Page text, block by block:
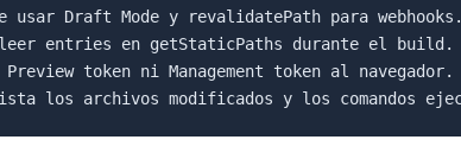
usar Draft Mode y revalidatePath para webhooks.
entries en getStaticPaths durante el build.
Preview token ni Management token al navegador.